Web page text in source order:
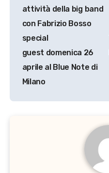
attività della big band
con Fabrizio Bosso
special
guest domenica 26
aprile al Blue Note di
Milano